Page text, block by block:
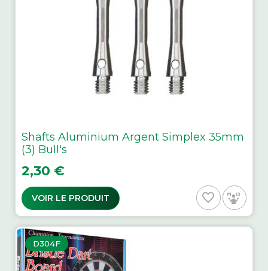
Shafts Aluminium Argent Simplex 35mm
(3) Bull's
Prix
2,30 €
VOIR LE PRODUIT favorite_border
D304F